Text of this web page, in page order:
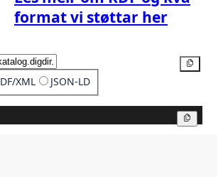
format vi støttar her
XML JSON-LD